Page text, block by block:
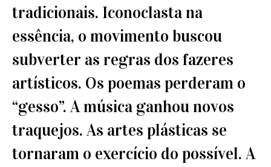
tradicionais. Iconoclasta na
essência, o movimento buscou
subverter as regras dos fazeres
artísticos. Os poemas perderam o
“gesso”. A música ganhou novos
traquejos. As artes plásticas se
tornaram o exercício do possível. A